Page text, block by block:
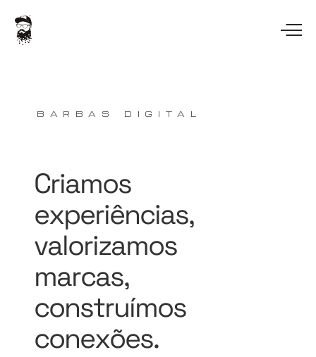
BARBAS DIGITAL
Criamos
experiências,
valorizamos
marcas,
construímos
conexões.